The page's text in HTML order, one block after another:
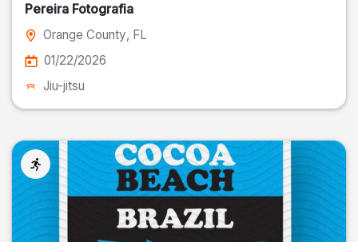
Pereira Fotografia
Orange County, FL
01/22/2026
Jiu-jitsu